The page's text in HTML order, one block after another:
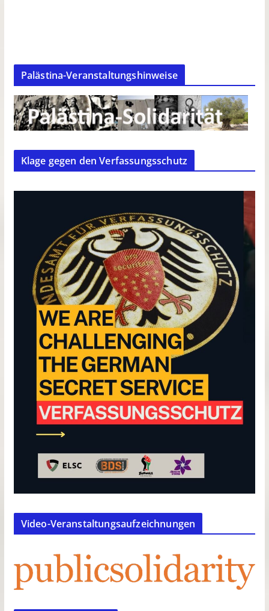
Palästina-Veranstaltungshinweise
Klage gegen den Verfassungsschutz
Video-Veranstaltungsaufzeichnungen